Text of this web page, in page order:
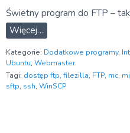
Świetny program do FTP –
Więcej…
Kategorie: Dodatkowe programy,
Ubuntu, Webmaster
Tagi: dostęp ftp, filezilla, FTP, mc,
sftp, ssh, WinSCP